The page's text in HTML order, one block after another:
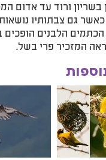
בשריון ורוד עד אדום
גם צבתותיו נושאות
הלבנים הופכים
המזכיר פרי בשל.